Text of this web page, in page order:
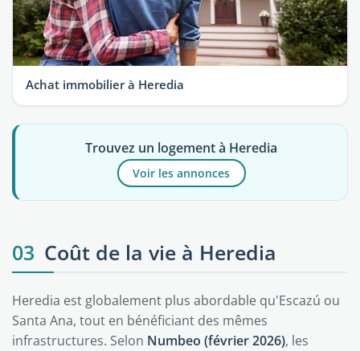
Achat immobilier à Heredia
Trouvez un logement à Heredia
Voir les annonces
03 Coût de la vie à Heredia
Heredia est globalement plus abordable qu'Escazú ou
Santa Ana, tout en bénéficiant des mêmes
infrastructures. Selon Numbeo (février 2026), les